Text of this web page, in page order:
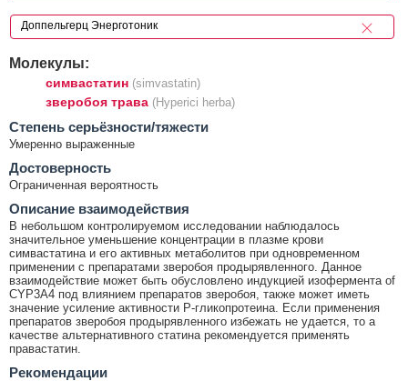
Молекулы:
симвастатин (simvastatin)
зверобоя трава (Hyperici herba)
Cтепень серьёзности/тяжести
Умеренно выраженные
Достоверность
Ограниченная вероятность
Описание взаимодействия
В небольшом контролируемом исследовании наблюдалось
значительное уменьшение концентрации в плазме крови
симвастатина и его активных метаболитов при одновременном
применении с препаратами зверобоя продырявленного. Данное
взаимодействие может быть обусловлено индукцией изофермента of
CYP3A4 под влиянием препаратов зверобоя, также может иметь
значение усиление активности P-гликопротеина. Если применения
препаратов зверобоя продырявленного избежать не удается, то а
качестве альтернативного статина рекомендуется применять
правастатин.
Рекомендации